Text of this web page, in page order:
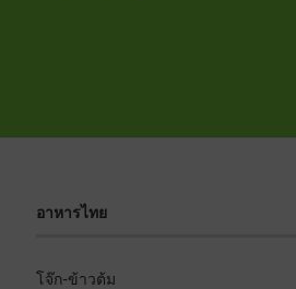
อาหารไทย
โจ๊ก-ข้าวต้ม